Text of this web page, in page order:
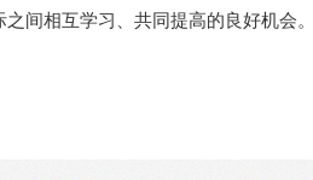
间相互学习、共同提高的良好机会。